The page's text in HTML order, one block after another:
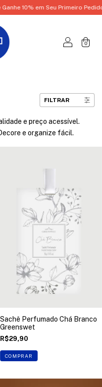
Primeiro Pedido! Utilize o
0
FILTRAR
e preço acessível.
e organize fácil.
Sachê Perfumado Chá Branco
Greenswet
R$29,90
COMPRAR